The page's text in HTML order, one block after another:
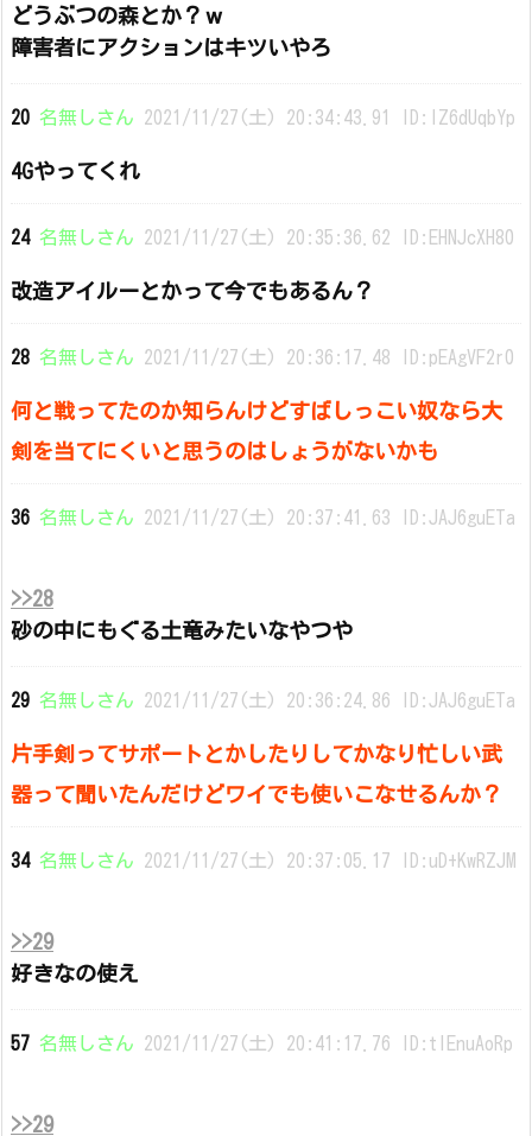
どうぶつの森とか？ｗ
障害者にアクションはキツいやろ
20 名無しさん 2021/11/27(土) 20:34:43.91 ID:IZ6dUqbYp
4Gやってくれ
24 名無しさん 2021/11/27(土) 20:35:36.62 ID:EHNJcXH80
改造アイルーとかって今でもあるん？
28 名無しさん 2021/11/27(土) 20:36:17.48 ID:pEAgVF2r0
何と戦ってたのか知らんけどすばしっこい奴なら大
剣を当てにくいと思うのはしょうがないかも
36 名無しさん 2021/11/27(土) 20:37:41.63 ID:JAJ6guETa
>>28
砂の中にもぐる土竜みたいなやつや
29 名無しさん 2021/11/27(土) 20:36:24.86 ID:JAJ6guETa
片手剣ってサポートとかしたりしてかなり忙しい武
器って聞いたんだけどワイでも使いこなせるんか？
34 名無しさん 2021/11/27(土) 20:37:05.17 ID:uD+KwRZJM
>>29
好きなの使え
57 名無しさん 2021/11/27(土) 20:41:17.76 ID:tlEnuAoRp
>>29